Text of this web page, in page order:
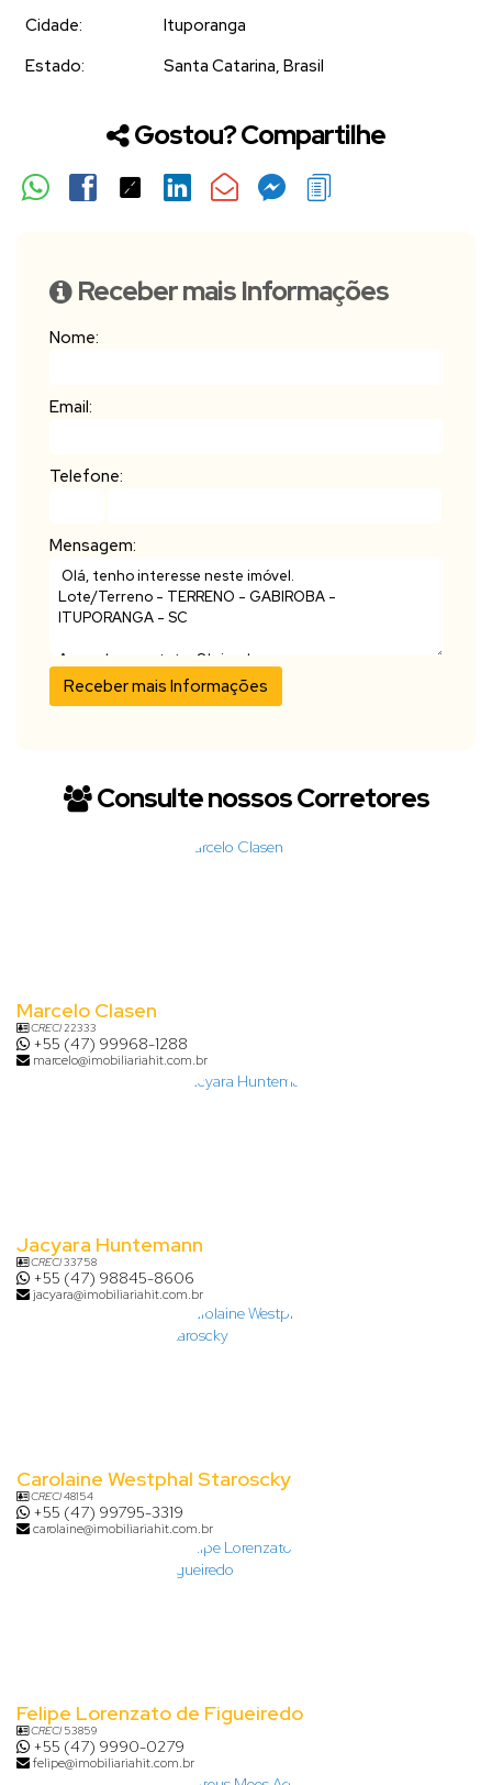
Cidade:
Ituporanga
Estado:
Santa Catarina, Brasil
Gostou? Compartilhe
Receber mais Informações
Nome:
Email:
Telefone:
Mensagem:
Consulte nossos Corretores
Marcelo Clasen
CRECI22333
+55 (47) 99968-1288
marcelo@imobiliariahit.com.br
Jacyara Huntemann
CRECI33758
+55 (47) 98845-8606
jacyara@imobiliariahit.com.br
Carolaine Westphal Staroscky
CRECI48154
+55 (47) 99795-3319
carolaine@imobiliariahit.com.br
Felipe Lorenzato de Figueiredo
CRECI53859
+55 (47) 9990-0279
felipe@imobiliariahit.com.br